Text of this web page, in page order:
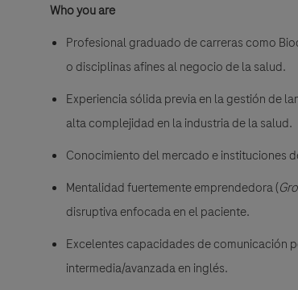
Who you are
Profesional graduado de carreras como
o disciplinas afines al negocio de la salud.
Experiencia sólida previa en la gestión de
alta complejidad en la industria de la salud.
Conocimiento del mercado e instituciones
Mentalidad fuertemente emprendedora (
disruptiva enfocada en el paciente.
Excelentes capacidades de comunicación
intermedia/avanzada en inglés.